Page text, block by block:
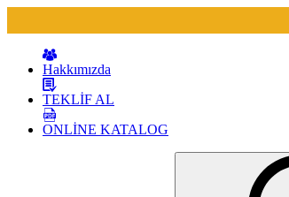
Hakkımızda
TEKLİF AL
ONLİNE KATALOG